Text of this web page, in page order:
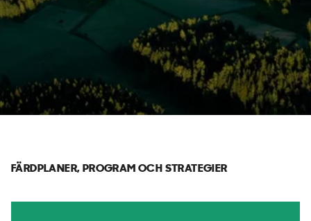
FÄRDPLANER, PROGRAM OCH STRATEGIER